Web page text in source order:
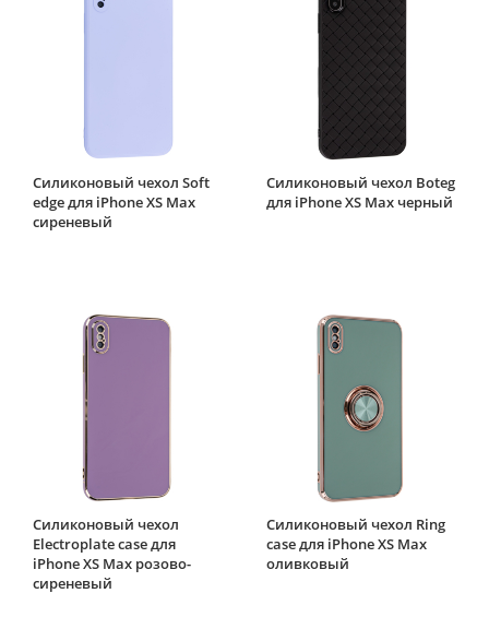
Силиконовый чехол Soft
edge для iPhone XS Max
сиреневый
Силиконовый чехол Boteg
для iPhone XS Max черный
Силиконовый чехол
Electroplate case для
iPhone XS Max розово-
сиреневый
Силиконовый чехол Ring
case для iPhone XS Max
оливковый